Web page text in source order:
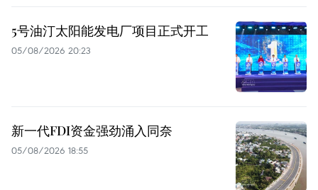
5号油汀太阳能发电厂项目正式开工
05/08/2026 20:23
新一代FDI资金强劲涌入同奈
05/08/2026 18:55